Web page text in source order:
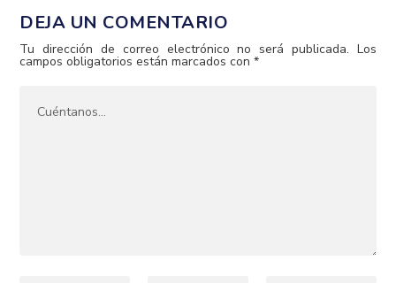
DEJA UN COMENTARIO
Tu dirección de correo electrónico no será publicada. Los
campos obligatorios están marcados con*